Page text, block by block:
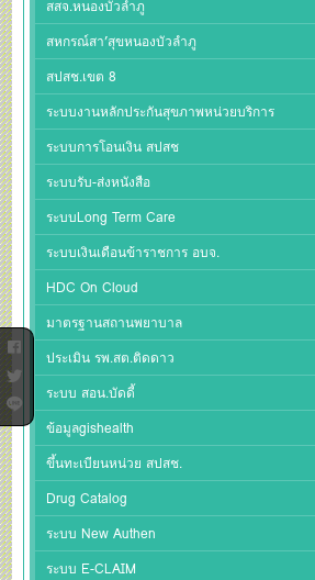
สสจ.หนองบัวลำภู
สหกรณ์สา’สุขหนองบัวลำภู
สปสช.เขต 8
ระบบงานหลักประกันสุขภาพหน่วยบริการ
ระบบการโอนเงิน สปสช
ระบบรับ-ส่งหนังสือ
ระบบLong Term Care
ระบบเงินเดือนข้าราชการ อบจ.
HDC On Cloud
มาตรฐานสถานพยาบาล
ประเมิน รพ.สต.ติดดาว
ระบบ สอน.บัดดี้
ข้อมูลgishealth
ขึ้นทะเบียนหน่วย สปสช.
Drug Catalog
ระบบ New Authen
ระบบ E-CLAIM